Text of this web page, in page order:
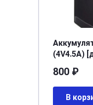
800 ₽
В